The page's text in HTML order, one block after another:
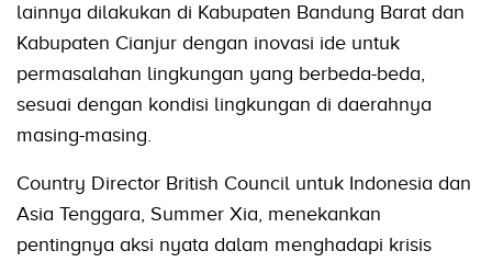
lainnya dilakukan di Kabupaten Bandung Barat dan
Kabupaten Cianjur dengan inovasi ide untuk
permasalahan lingkungan yang berbeda-beda,
sesuai dengan kondisi lingkungan di daerahnya
masing-masing.
Country Director British Council untuk Indonesia dan
Asia Tenggara, Summer Xia, menekankan
pentingnya aksi nyata dalam menghadapi krisis